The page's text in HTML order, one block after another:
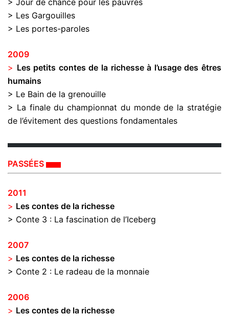
> Jour de chance pour les pauvres
> Les Gargouilles
> Les portes-paroles
2009
> Les petits contes de la richesse à l’usage des êtres
humains
> Le Bain de la grenouille
> La finale du championnat du monde de la stratégie
de l’évitement des questions fondamentales
PASSÉES
2011
> Les contes de la richesse
> Conte 3 : La fascination de l’Iceberg
2007
> Les contes de la richesse
> Conte 2 : Le radeau de la monnaie
2006
> Les contes de la richesse